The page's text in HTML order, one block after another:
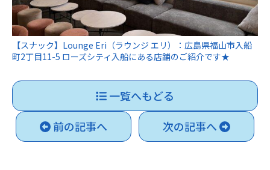
【スナック】Lounge Eri（ラウンジ エリ）：広島県福山市入船
町2丁目11-5 ローズシティ入船にある店舗のご紹介です★
一覧へもどる
前の記事へ
次の記事へ